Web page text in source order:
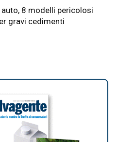
8 modelli pericolosi
gravi cedimenti